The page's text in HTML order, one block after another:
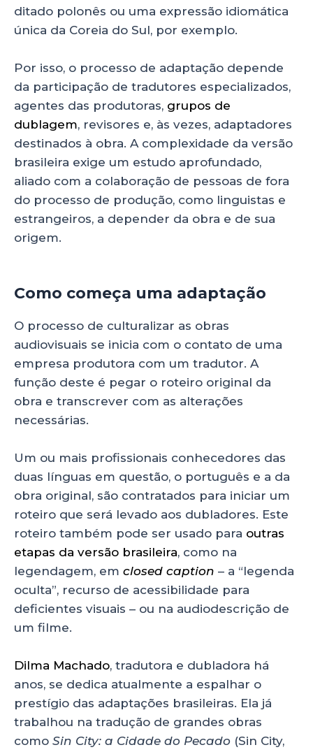
ditado polonês ou uma expressão idiomática
única da Coreia do Sul, por exemplo.
Por isso, o processo de adaptação depende
da participação de tradutores especializados,
agentes das produtoras, grupos de
dublagem, revisores e, às vezes, adaptadores
destinados à obra. A complexidade da versão
brasileira exige um estudo aprofundado,
aliado com a colaboração de pessoas de fora
do processo de produção, como linguistas e
estrangeiros, a depender da obra e de sua
origem.
Como começa uma adaptação
O processo de culturalizar as obras
audiovisuais se inicia com o contato de uma
empresa produtora com um tradutor. A
função deste é pegar o roteiro original da
obra e transcrever com as alterações
necessárias.
Um ou mais profissionais conhecedores das
duas línguas em questão, o português e a da
obra original, são contratados para iniciar um
roteiro que será levado aos dubladores. Este
roteiro também pode ser usado para outras
etapas da versão brasileira, como na
legendagem, em closed caption – a “legenda
oculta”, recurso de acessibilidade para
deficientes visuais – ou na audiodescrição de
um filme.
Dilma Machado, tradutora e dubladora há
anos, se dedica atualmente a espalhar o
prestígio das adaptações brasileiras. Ela já
trabalhou na tradução de grandes obras
como Sin City: a Cidade do Pecado (Sin City,